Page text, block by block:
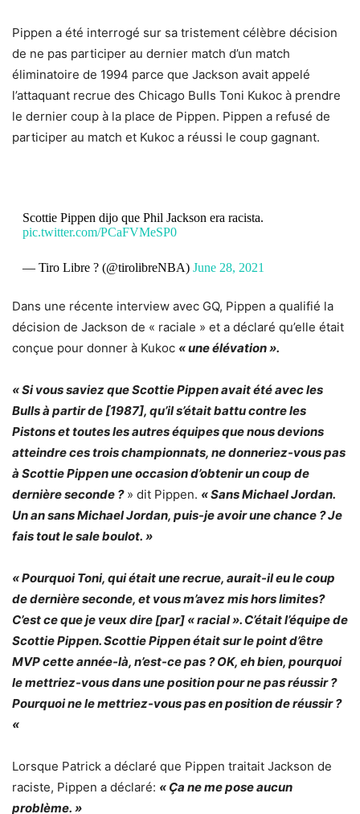
Pippen a été interrogé sur sa tristement célèbre décision
de ne pas participer au dernier match d’un match
éliminatoire de 1994 parce que Jackson avait appelé
l’attaquant recrue des Chicago Bulls Toni Kukoc à prendre
le dernier coup à la place de Pippen. Pippen a refusé de
participer au match et Kukoc a réussi le coup gagnant.
Scottie Pippen dijo que Phil Jackson era racista.
pic.twitter.com/PCaFVMeSP0
— Tiro Libre ? (@tirolibreNBA) June 28, 2021
Dans une récente interview avec GQ, Pippen a qualifié la
décision de Jackson de « raciale » et a déclaré qu’elle était
conçue pour donner à Kukoc « une élévation ».
« Si vous saviez que Scottie Pippen avait été avec les
Bulls à partir de [1987], qu’il s’était battu contre les
Pistons et toutes les autres équipes que nous devions
atteindre ces trois championnats, ne donneriez-vous pas
à Scottie Pippen une occasion d’obtenir un coup de
dernière seconde ?» dit Pippen. « Sans Michael Jordan.
Un an sans Michael Jordan, puis-je avoir une chance ? Je
fais tout le sale boulot. »
« Pourquoi Toni, qui était une recrue, aurait-il eu le coup
de dernière seconde, et vous m’avez mis hors limites?
C’est ce que je veux dire [par] « racial ». C’était l’équipe de
Scottie Pippen. Scottie Pippen était sur le point d’être
MVP cette année-là, n’est-ce pas ? OK, eh bien, pourquoi
le mettriez-vous dans une position pour ne pas réussir ?
Pourquoi ne le mettriez-vous pas en position de réussir ?
«
Lorsque Patrick a déclaré que Pippen traitait Jackson de
raciste, Pippen a déclaré: « Ça ne me pose aucun
problème. »